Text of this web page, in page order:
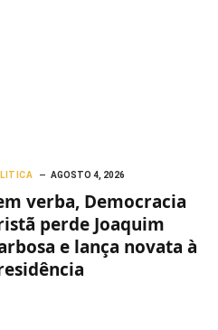
AGOSTO 4, 2026
verba, Democracia
perde Joaquim
e lança novata à